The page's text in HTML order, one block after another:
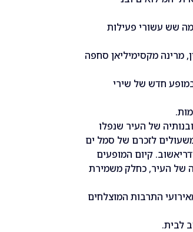
שש עשורי פעילות
מרינה מקסימיליאן סחפה
חדש של שירי
של העיר שנפלו
לזכרם של סמל ים
קיום המופעים
של העיר, כחלק משמירת
התרבות המוצלחים
לבית.